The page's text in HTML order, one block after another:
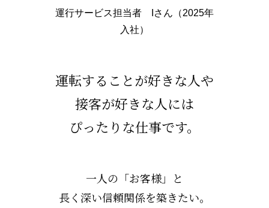
運行サービス担当者 Iさん（2025年
入社）
運転することが好きな人や
接客が好きな人には
ぴったりな仕事です。
一人の「お客様」と
長く深い信頼関係を築きたい。